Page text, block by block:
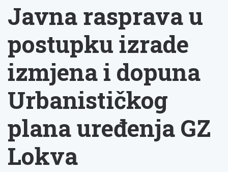
Javna rasprava u
postupku izrade
izmjena i dopuna
Urbanističkog
plana uređenja GZ
Lokva